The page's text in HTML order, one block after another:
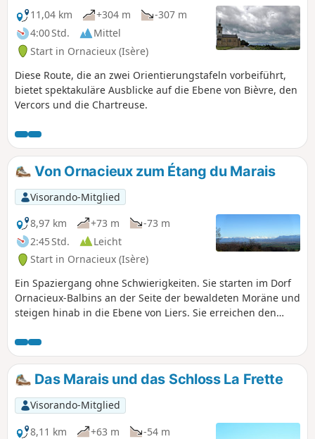
11,04 km
+304 m
-307 m
4:00 Std.
Mittel
Start in Ornacieux (Isère)
Diese Route, die an zwei Orientierungstafeln vorbeiführt,
bietet spektakuläre Ausblicke auf die Ebene von Bièvre, den
Vercors und die Chartreuse.
Von Ornacieux zum Étang du Marais
Visorando-Mitglied
8,97 km
+73 m
-73 m
2:45 Std.
Leicht
Start in Ornacieux (Isère)
Ein Spaziergang ohne Schwierigkeiten. Sie starten im Dorf
Ornacieux-Balbins an der Seite der bewaldeten Moräne und
steigen hinab in die Ebene von Liers. Sie erreichen den
genießen Sie interessante Ausblicke auf die umliegenden
Berge.
Das Marais und das Schloss La Frette
Visorando-Mitglied
8,11 km
+63 m
-54 m